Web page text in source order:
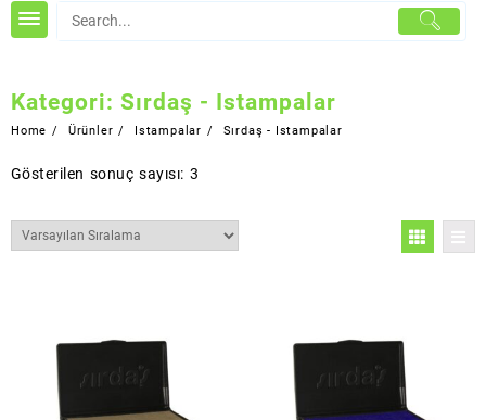
Kategori: Sırdaş - Istampalar
Home Ürünler Istampalar Sırdaş - Istampalar
Gösterilen sonuç sayısı: 3